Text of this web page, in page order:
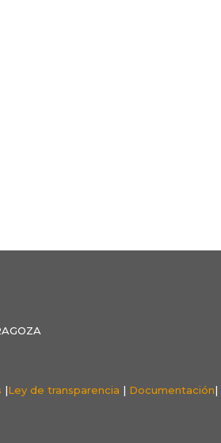
|Ley de transparencia | Documentación|